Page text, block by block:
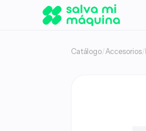
Catálogo/Accesorios/